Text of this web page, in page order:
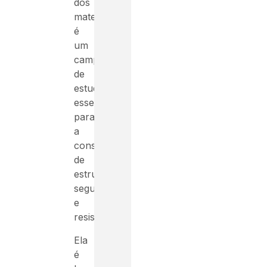
dos
materiais
é
um
campo
de
estudo
essencial
para
a
construção
de
estruturas
seguras
e
resistentes.
Ela
é